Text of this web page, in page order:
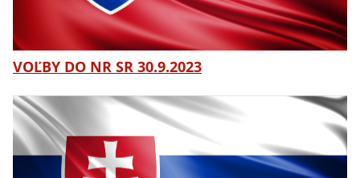
VOĽBY DO NR SR 30.9.2023